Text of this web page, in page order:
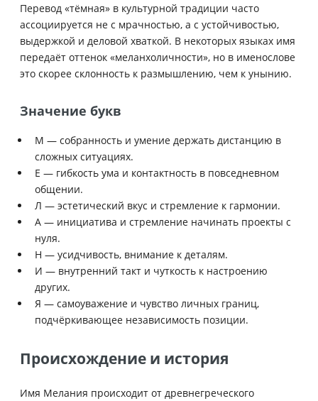
Перевод «тёмная» в культурной традиции часто
ассоциируется не с мрачностью, а с устойчивостью,
выдержкой и деловой хваткой. В некоторых языках имя
передаёт оттенок «меланхоличности», но в именослове
это скорее склонность к размышлению, чем к унынию.
Значение букв
М — собранность и умение держать дистанцию в
сложных ситуациях.
Е — гибкость ума и контактность в повседневном
общении.
Л — эстетический вкус и стремление к гармонии.
А — инициатива и стремление начинать проекты с
нуля.
Н — усидчивость, внимание к деталям.
И — внутренний такт и чуткость к настроению
других.
Я — самоуважение и чувство личных границ,
подчёркивающее независимость позиции.
Происхождение и история
Имя Мелания происходит от древнегреческого